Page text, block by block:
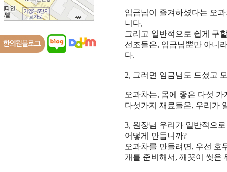
임금님이 즐겨하셨다는 오
니다,
그리고 일반적 으로 쉽게 구
선조들은, 임금님뿐만 아니
다.
2, 그러면 임금님도 드셨고
오과차는, 몸에 좋은 다섯 가
다섯가지재료들은, 우리가
3, 원장님 우리가 일반적으
어떻게 만듭니까?
오과차를 만들려면 , 우선 호
개 를 준비해서 , 깨끗이 씻은